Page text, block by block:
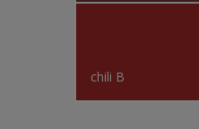
chili B